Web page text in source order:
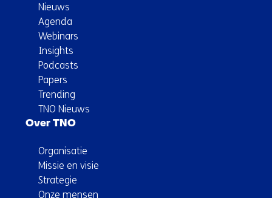
Nieuws
Agenda
Webinars
Insights
Podcasts
Papers
Trending
TNO Nieuws
Over TNO
Organisatie
Missie en visie
Strategie
Onze mensen